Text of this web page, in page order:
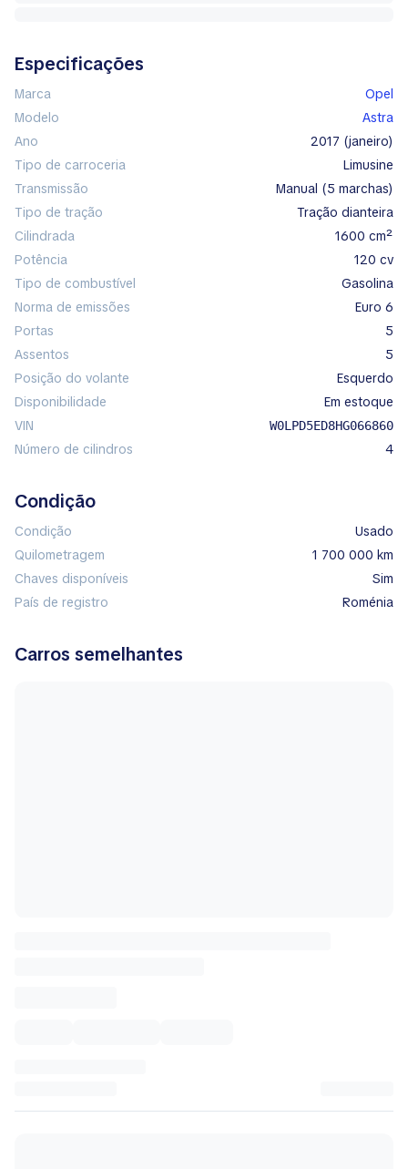
Especificações
Marca
Opel
Modelo
Astra
Ano
2017 (janeiro)
Tipo de carroceria
limusine
Transmissão
manual (5 marchas)
Tipo de tração
tração dianteira
Cilindrada
1600 cm²
Potência
120 cv
Tipo de combustível
gasolina
Norma de emissões
Euro 6
Portas
5
Assentos
5
Posição do volante
esquerdo
Disponibilidade
em estoque
VIN
W0LPD5ED8HG066860
Número de cilindros 4
Condição
Condição
Usado
Quilometragem
1 700 000 km
Chaves disponíveis
Sim
País de registro
Roménia
Carros semelhantes